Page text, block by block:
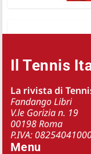
Il Tennis
La rivista di
Fandango Libri
V.le Gorizia n. 19
00198 Roma
P.IVA:
Menu